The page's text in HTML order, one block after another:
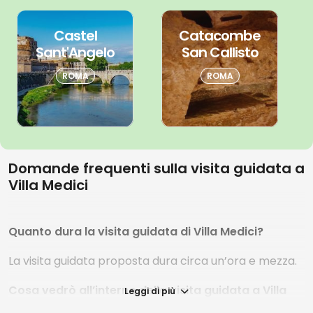
Castel
Sant'Angelo
ROMA
Catacombe
San Callisto
ROMA
Domande frequenti sulla visita guidata a
Villa Medici
Quanto dura la visita guidata di Villa Medici?
La visita guidata proposta dura circa un’ora e mezza.
Cosa vedrò all’interno della visita guidata a Villa
Leggi di più